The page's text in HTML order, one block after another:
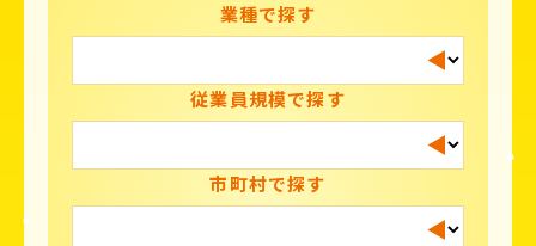
業種で探す
従業員規模で探す
市町村で探す